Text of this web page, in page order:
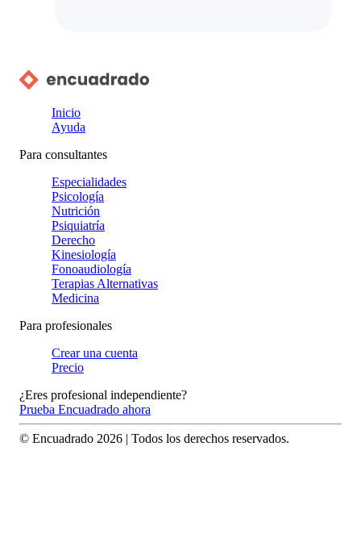
Inicio
Ayuda
Para consultantes
Especialidades
Psicología
Nutrición
Psiquiatría
Derecho
Kinesiología
Fonoaudiología
Terapias Alternativas
Medicina
Para profesionales
Crear una cuenta
Precio
¿Eres profesional independiente?
Prueba Encuadrado ahora
© Encuadrado 2026 | Todos los derechos reservados.